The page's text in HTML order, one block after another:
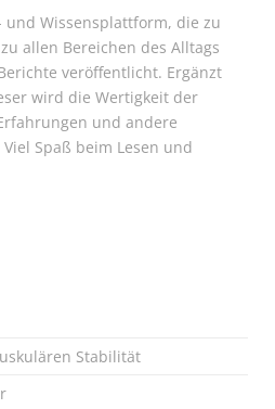
Wissensplattform, die zu
allen Bereichen des Alltags
veröffentlicht. Ergänzt
wird die Wertigkeit der
und andere
Spaß beim Lesen und
Stabilität